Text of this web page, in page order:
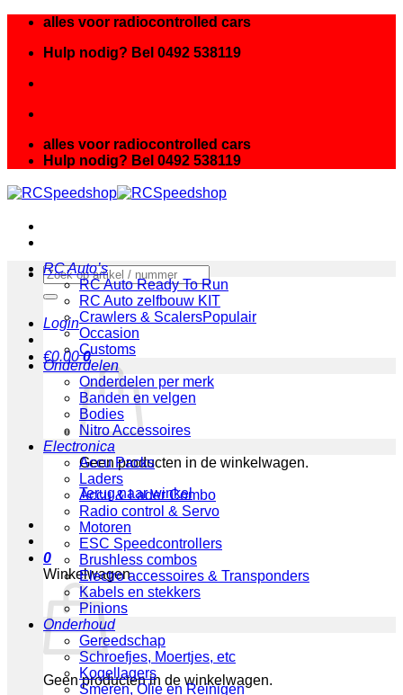
inhoud
alles voor radiocontrolled cars
Hulp nodig? Bel 0492 538119
alles voor radiocontrolled cars
Hulp nodig? Bel 0492 538119
Zoeken
naar:
Login
€0.00 0
Geen producten in de winkelwagen.
Terug naar winkel
0
Winkelwagen
Geen producten in de winkelwagen.
RC Auto’s
RC Auto Ready To Run
RC Auto zelfbouw KIT
Crawlers & Scalers
Occasion
Customs
Onderdelen
Onderdelen per merk
Banden en velgen
Bodies
Nitro Accessoires
Electronica
Accu Packs
Laders
Accu & Lader Combo
Radio control & Servo
Motoren
ESC Speedcontrollers
Brushless combos
Electro accessoires & Transponders
Kabels en stekkers
Pinions
Onderhoud
Gereedschap
Schroefjes, Moertjes, etc
Kogellagers
Smeren, Olie en Reinigen